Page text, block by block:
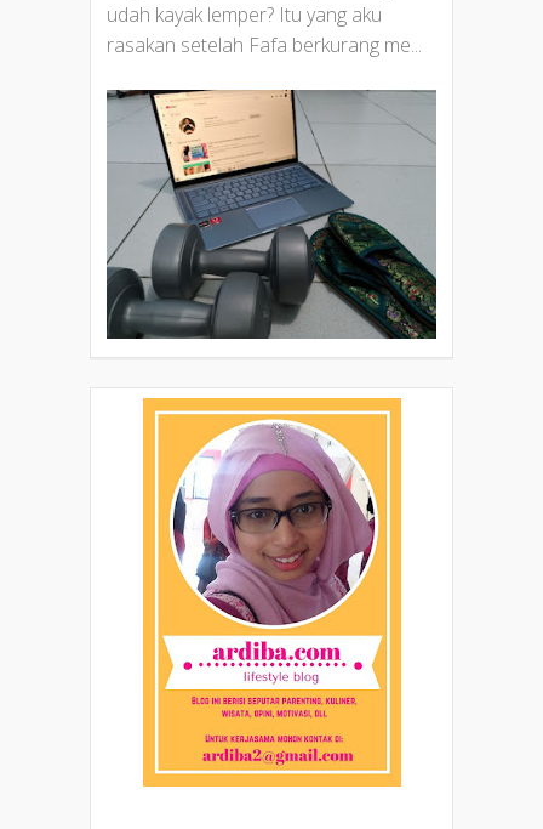
udah kayak lemper? Itu yang aku
rasakan setelah Fafa berkurang me...